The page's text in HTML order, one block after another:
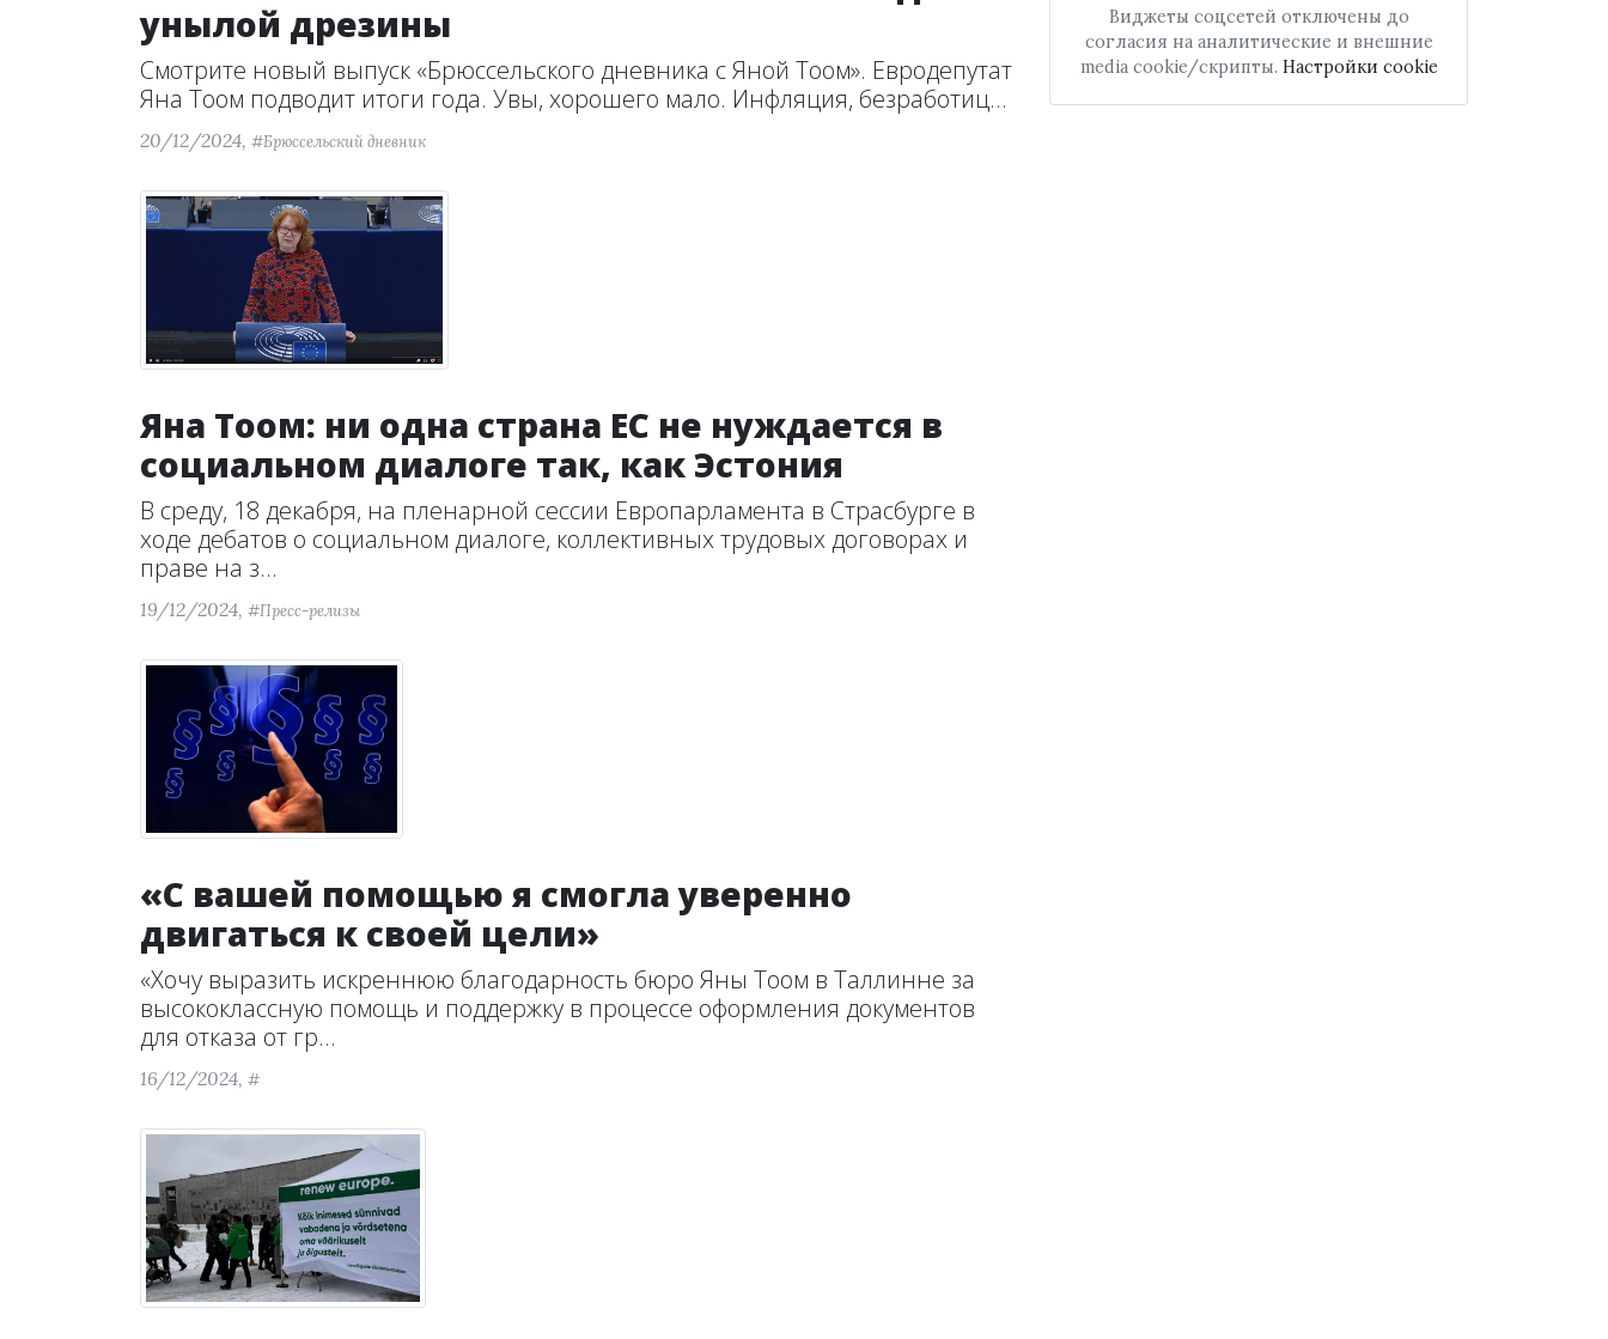
унылой дрезины
Смотрите новый выпуск «Брюссельского дневника с Яной Тоом». Евродепутат
Яна Тоом подводит итоги года. Увы, хорошего мало. Инфляция, безработиц...
20/12/2024, #Брюссельский дневник
Яна Тоом: ни одна страна ЕС не нуждается в
социальном диалоге так, как Эстония
В среду, 18 декабря, на пленарной сессии Европарламента в Страсбурге в
ходе дебатов о социальном диалоге, коллективных трудовых договорах и
праве на з...
19/12/2024, #Пресс-релизы
«С вашей помощью я смогла уверенно
двигаться к своей цели»
«Хочу выразить искреннюю благодарность бюро Яны Тоом в Таллинне за
высококлассную помощь и поддержку в процессе оформления документов
для отказа от гр...
16/12/2024, #
Виджеты соцсетей отключены до
согласия на аналитические и внешние
media cookie/скрипты. Настройки cookie